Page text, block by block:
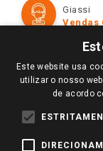
Televendas
Perguntas
Trabalhe
Identidade Visual
Formas de
Políticas de
Trocas e
Giassi
Vendas
Redes
Este website usa
utilizar o nosso
de acordo